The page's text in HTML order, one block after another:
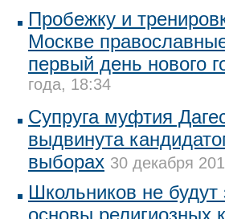
Пробежку и
Москве
первый день нового
года, 18:34
Супруга муфтия
выдвинута
выборах 30 декабря
Школьников не будут
основы религиозных